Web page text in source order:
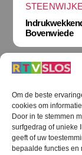
Om de beste
cookies om
Door in te stemmen
surfgedrag of unieke
geeft of uw
bepaalde functies en
Bovenwiede
RTV SLOS